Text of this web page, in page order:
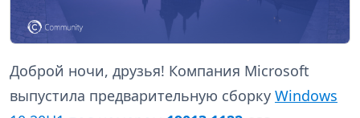
Доброй ночи, друзья! Компания Microsoft
выпустила предварительную сборку Windows